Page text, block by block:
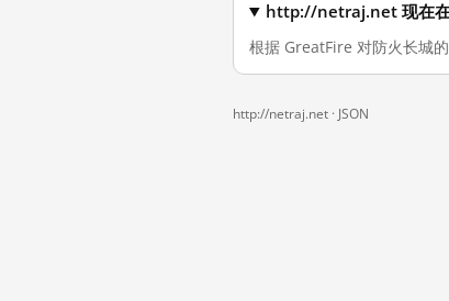
http://netraj.net 现在在
根据 GreatFire 对防火长城
http://netraj.net · JSON